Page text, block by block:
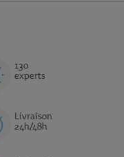
130
experts
Livraison
24h/48h